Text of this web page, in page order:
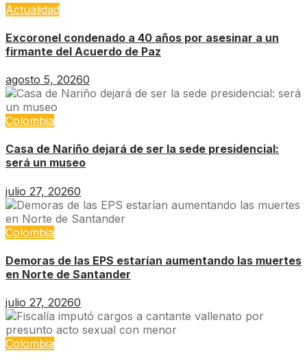
Actualidad
Excoronel condenado a 40 años por asesinar a un
firmante del Acuerdo de Paz
agosto 5, 20260
Colombia
Casa de Nariño dejará de ser la sede presidencial:
será un museo
julio 27, 20260
Colombia
Demoras de las EPS estarían aumentando las muertes
en Norte de Santander
julio 27, 20260
Colombia